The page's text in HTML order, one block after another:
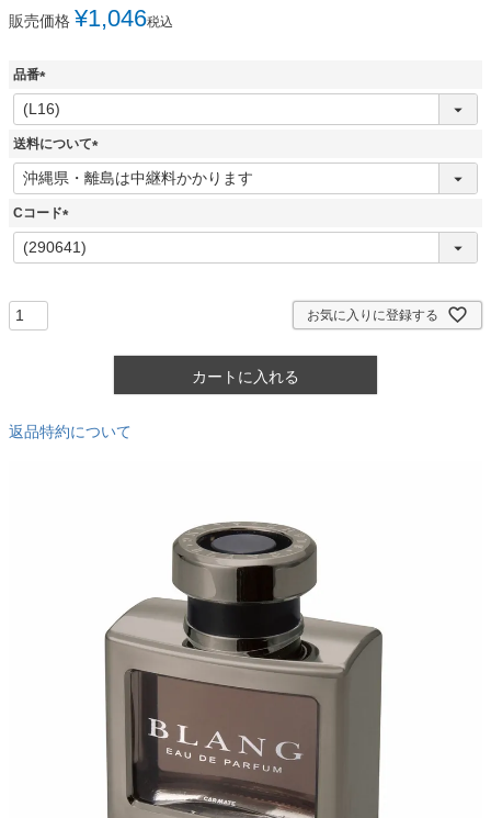
販売価格 ¥1,046税込
品番
(
必
須
送料について
(
必
Cコード
(
必
お気に入りに登録する
カートに入れる
返品特約について